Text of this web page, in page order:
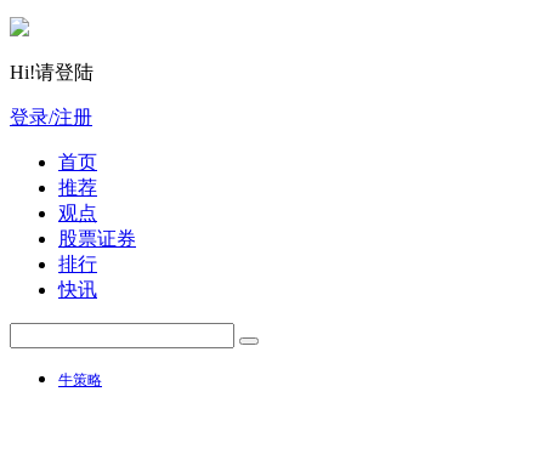
Hi!请登陆
登录/注册
首页
推荐
观点
股票证券
排行
快讯
牛策略